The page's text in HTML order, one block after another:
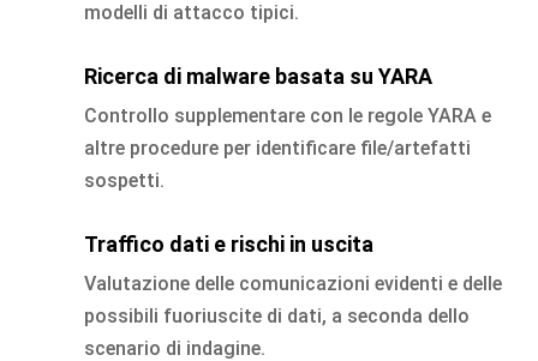
modelli di attacco tipici.
Ricerca di malware basata su YARA
Controllo supplementare con le regole YARA e
altre procedure per identificare file/artefatti
sospetti.
Traffico dati e rischi in uscita
Valutazione delle comunicazioni evidenti e delle
possibili fuoriuscite di dati, a seconda dello
scenario di indagine.